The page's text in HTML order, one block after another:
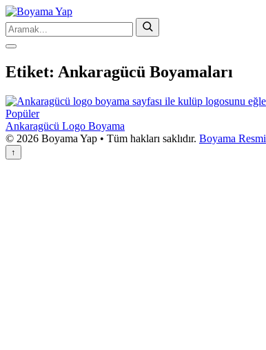
Etiket: Ankaragücü Boyamaları
Popüler
Ankaragücü Logo Boyama
© 2026 Boyama Yap • Tüm hakları saklıdır. Boyama Resmi
↑